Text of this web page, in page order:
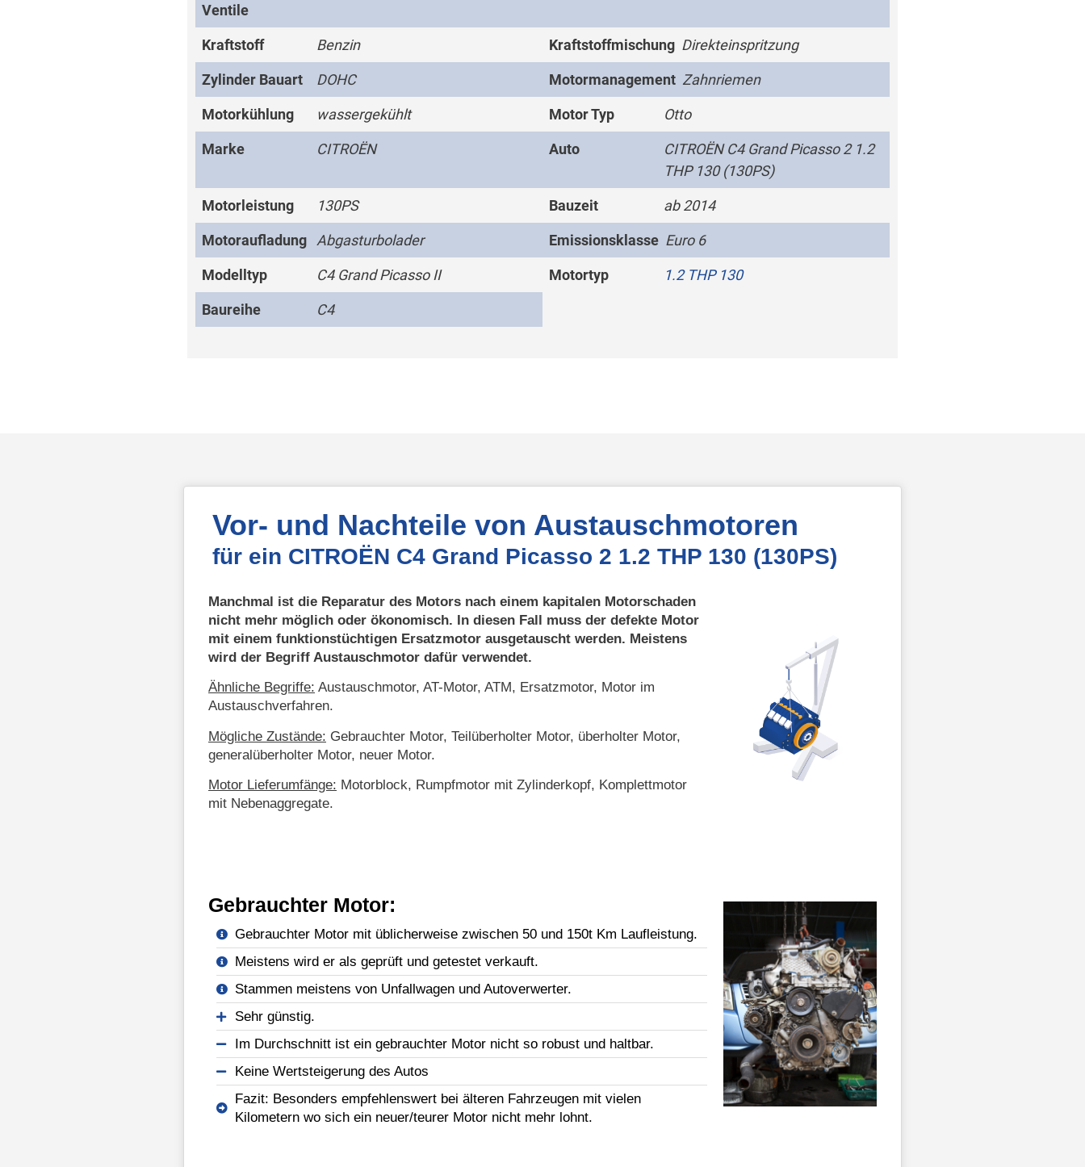
Ventile
Kraftstoff Benzin Kraftstoffmischung Direkteinspritzung
Zylinder Bauart DOHC Motormanagement Zahnriemen
Motorkühlung wassergekühlt Motor Typ Otto
Marke CITROËN Auto
CITROËN C4 Grand Picasso 2 1.2
THP 130 (130PS)
Motorleistung 130PS Bauzeit ab 2014
Motoraufladung Abgasturbolader Emissionsklasse Euro 6
Modelltyp C4 Grand Picasso II Motortyp 1.2 THP 130
Baureihe C4
Vor- und Nachteile von Austauschmotoren
für ein CITROËN C4 Grand Picasso 2 1.2 THP 130 (130PS)
Manchmal ist die Reparatur des Motors nach einem kapitalen Motorschaden
nicht mehr möglich oder ökonomisch. In diesen Fall muss der defekte Motor
mit einem funktionstüchtigen Ersatzmotor ausgetauscht werden. Meistens
wird der Begriff Austauschmotor dafür verwendet.
Ähnliche Begriffe: Austauschmotor, AT-Motor, ATM, Ersatzmotor, Motor im
Austauschverfahren.
Mögliche Zustände: Gebrauchter Motor, Teilüberholter Motor, überholter Motor,
generalüberholter Motor, neuer Motor.
Motor Lieferumfänge: Motorblock, Rumpfmotor mit Zylinderkopf, Komplettmotor
mit Nebenaggregate.
Gebrauchter Motor:
Gebrauchter Motor mit üblicherweise zwischen 50 und 150t Km Laufleistung.
Meistens wird er als geprüft und getestet verkauft.
Stammen meistens von Unfallwagen und Autoverwerter.
Sehr günstig.
Im Durchschnitt ist ein gebrauchter Motor nicht so robust und haltbar.
Keine Wertsteigerung des Autos
Fazit: Besonders empfehlenswert bei älteren Fahrzeugen mit vielen
Kilometern wo sich ein neuer/teurer Motor nicht mehr lohnt.